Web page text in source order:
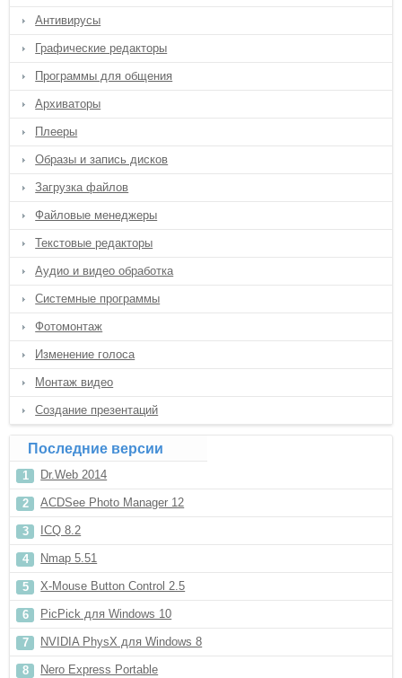
Антивирусы
Графические редакторы
Программы для общения
Архиваторы
Плееры
Образы и запись дисков
Загрузка файлов
Файловые менеджеры
Текстовые редакторы
Аудио и видео обработка
Системные программы
Фотомонтаж
Изменение голоса
Монтаж видео
Создание презентаций
Последние версии
Dr.Web 2014
ACDSee Photo Manager 12
ICQ 8.2
Nmap 5.51
X-Mouse Button Control 2.5
PicPick для Windows 10
NVIDIA PhysX для Windows 8
Nero Express Portable